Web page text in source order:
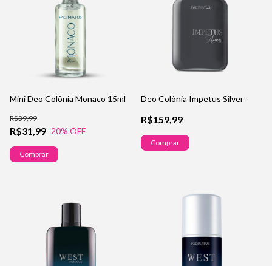
Mini Deo Colônia Monaco 15ml
R$31,99
R$39,99
20% OFF
Deo Colônia Impetus Silver
R$159,99
Comprar